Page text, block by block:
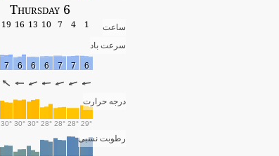
Thursday 6
ساعت 1
4
7
10
13
16
19
سرعت باد
6
7
7
6
6
6
7
درجه حرارت
29°
28°
28°
28°
30°
30°
30°
رطوبت نسبی